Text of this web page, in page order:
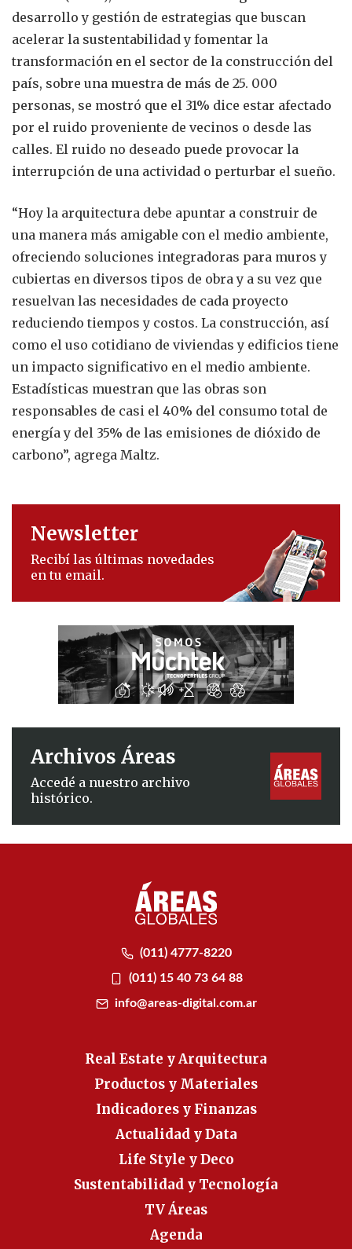
desarrollo y gestión de estrategias que buscan
acelerar la sustentabilidad y fomentar la
transformación en el sector de la construcción del
país, sobre una muestra de más de 25. 000
personas, se mostró que el 31% dice estar afectado
por el ruido proveniente de vecinos o desde las
calles. El ruido no deseado puede provocar la
interrupción de una actividad o perturbar el sueño.
“Hoy la arquitectura debe apuntar a construir de
una manera más amigable con el medio ambiente,
ofreciendo soluciones integradoras para muros y
cubiertas en diversos tipos de obra y a su vez que
resuelvan las necesidades de cada proyecto
reduciendo tiempos y costos. La construcción, así
como el uso cotidiano de viviendas y edificios tiene
un impacto significativo en el medio ambiente.
Estadísticas muestran que las obras son
responsables de casi el 40% del consumo total de
energía y del 35% de las emisiones de dióxido de
carbono”, agrega Maltz.
Newsletter
Recibí las últimas novedades
en tu email.
Archivos Áreas
Accedé a nuestro archivo
histórico.
(011) 4777-8220
(011) 15 40 73 64 88
info@areas-digital.com.ar
Real Estate y Arquitectura
Productos y Materiales
Indicadores y Finanzas
Actualidad y Data
Life Style y Deco
Sustentabilidad y Tecnología
TV Áreas
Agenda